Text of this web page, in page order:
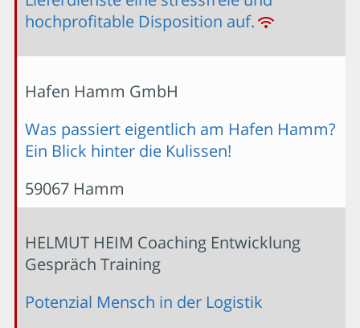
hochprofitable Disposition auf.
Hafen Hamm GmbH
Was passiert eigentlich am Hafen Hamm?
Ein Blick hinter die Kulissen!
59067 Hamm
HELMUT HEIM Coaching Entwicklung
Gespräch Training
Potenzial Mensch in der Logistik